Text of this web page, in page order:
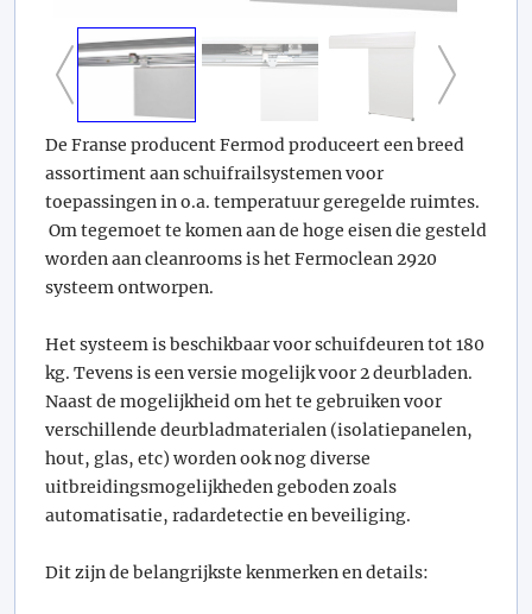
De Franse producent Fermod produceert een breed
assortiment aan schuifrailsystemen voor
toepassingen in o.a. temperatuur geregelde ruimtes.
Om tegemoet te komen aan de hoge eisen die gesteld
worden aan cleanrooms is het Fermoclean 2920
systeem ontworpen.
Het systeem is beschikbaar voor schuifdeuren tot 180
kg. Tevens is een versie mogelijk voor 2 deurbladen.
Naast de mogelijkheid om het te gebruiken voor
verschillende deurbladmaterialen (isolatiepanelen,
hout, glas, etc) worden ook nog diverse
uitbreidingsmogelijkheden geboden zoals
automatisatie, radardetectie en beveiliging.
Dit zijn de belangrijkste kenmerken en details: